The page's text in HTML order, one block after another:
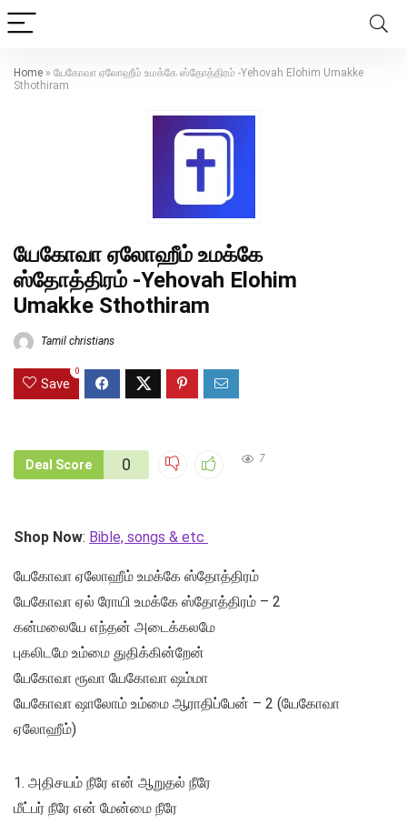
Home » யேகோவா ஏலோஹீம் உமக்கே ஸ்தோத்திரம் -Yehovah Elohim Umakke
Sthothiram
யேகோவா ஏலோஹீம் உமக்கே
ஸ்தோத்திரம் -Yehovah Elohim
Umakke Sthothiram
Tamil christians
Save
0
Deal Score 0 7
Shop Now: Bible, songs & etc
யேகோவா ஏலோஹீம் உமக்கே ஸ்தோத்திரம்
யேகோவா ஏல் ரோயி உமக்கே ஸ்தோத்திரம் – 2
கன்மலையே எந்தன் அடைக்கலமே
புகலிடமே உம்மை துதிக்கின்றேன்
யேகோவா ரூவா யேகோவா ஷம்மா
யேகோவா ஷாலோம் உம்மை ஆராதிப்பேன் – 2 (யேகோவா
ஏலோஹீம்)
1. அதிசயம் நீரே என் ஆறுதல் நீரே
மீட்பர் நீரே என் மேன்மை நீரே